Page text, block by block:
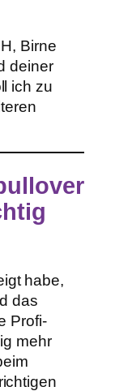
Birne
deiner
ich zu
habe,
das
Profi-
mehr